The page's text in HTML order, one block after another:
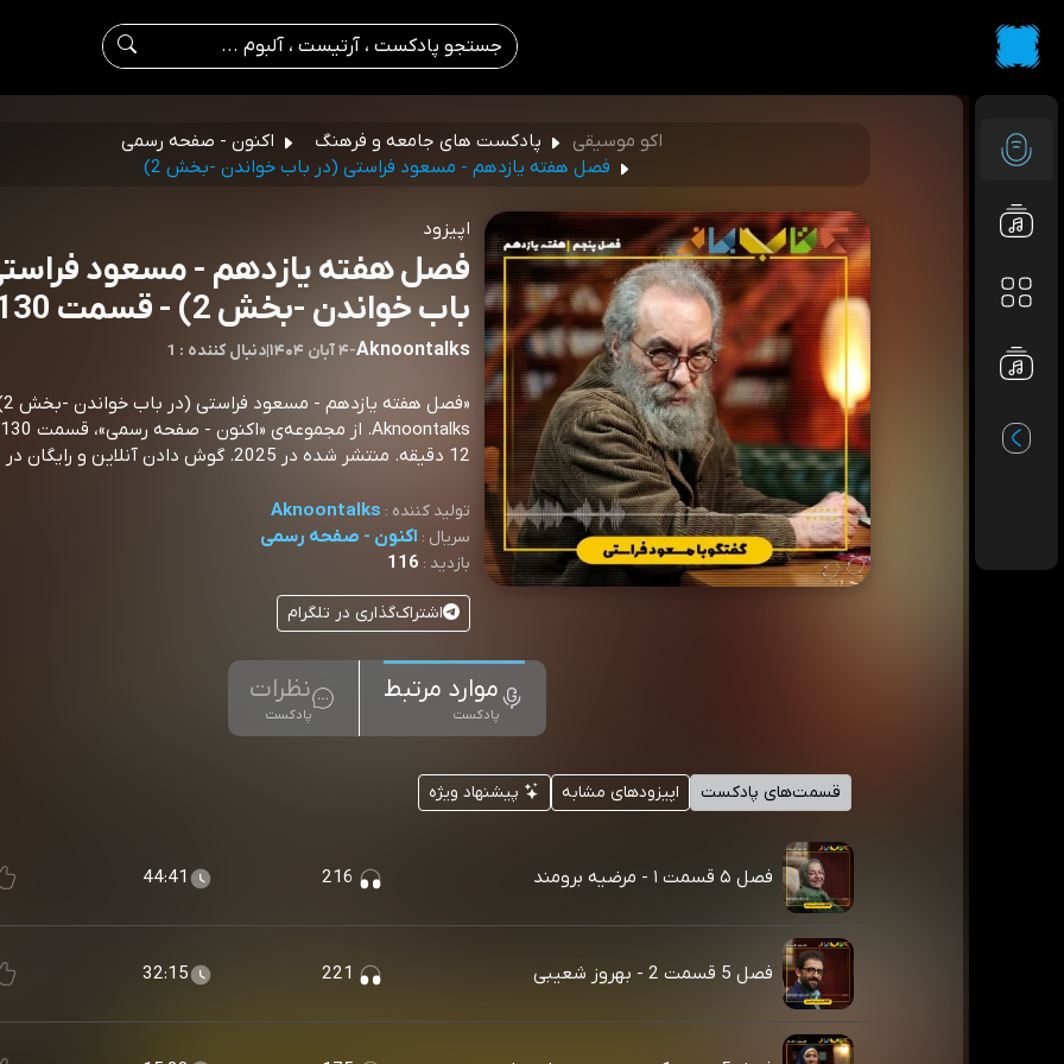
اکو موسیقی پادکست های جامعه و فرهنگ
اکنون - صفحه رسمی
فصل هفته یازدهم - مسعود فراستی (در باب خواندن -بخش 2)
اپیزود
فصل هفته یازدهم - مسعود
باب خواندن -بخش 2) - قسمت 130
Aknoontalks
-۴ آبان ۱۴۰۴ |1 : دنبال کننده
12 دقیقه. منتشر شده در 2025. گوش دادن آنلاین و رایگان در اکو موزیک.
تولید کننده : Aknoontalks
سریال : اکنون - صفحه رسمی
بازدید : 116
اشتراک‌گذاری در تلگرام
موارد مرتبط
پادکست
نظرات
پادکست
قسمت‌های پادکست اپیزودهای مشابه پیشنهاد ویژه
فصل ۵ قسمت ۱ - مرضیه برومند 44:41
فصل 5 قسمت 2 - بهروز شعیبی 32:15